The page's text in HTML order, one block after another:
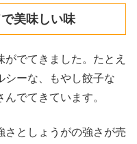
美味しい味
でてきました。たとえ
シーな、もやし餃子な
でてきています。
さとしょうがの強さが売